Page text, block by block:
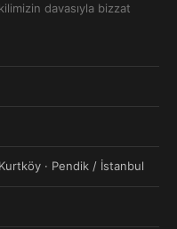
davasıyla bizzat
· Pendik / İstanbul